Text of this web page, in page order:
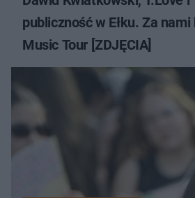
publiczność w Ełku. Za
Music Tour [ZDJĘCIA]